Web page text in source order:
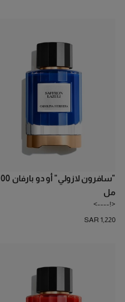
"سافرون لازولي" أو
مل
<!---->
SAR 1,220